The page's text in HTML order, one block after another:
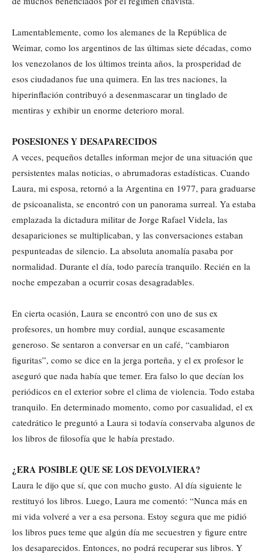
Lamentablemente, como los alemanes de la República de
Weimar, como los argentinos de las últimas siete décadas, como
los venezolanos de los últimos treinta años, la prosperidad de
esos ciudadanos fue una quimera. En las tres naciones, la
hiperinflación contribuyó a desenmascarar un tinglado de
mentiras y exhibir un enorme deterioro moral.
POSESIONES Y DESAPARECIDOS
A veces, pequeños detalles informan mejor de una situación que
persistentes malas noticias, o abrumadoras estadísticas. Cuando
Laura, mi esposa, retornó a la Argentina en 1977, para graduarse
de psicoanalista, se encontró con un panorama surreal. Ya estaba
emplazada la dictadura militar de Jorge Rafael Videla, las
desapariciones se multiplicaban, y las conversaciones estaban
pespunteadas de silencio. La absoluta anomalía pasaba por
normalidad. Durante el día, todo parecía tranquilo. Recién en la
noche empezaban a ocurrir cosas desagradables.
En cierta ocasión, Laura se encontró con uno de sus ex
profesores, un hombre muy cordial, aunque escasamente
generoso. Se sentaron a conversar en un café, “cambiaron
figuritas”, como se dice en la jerga porteña, y el ex profesor le
aseguró que nada había que temer. Era falso lo que decían los
periódicos en el exterior sobre el clima de violencia. Todo estaba
tranquilo. En determinado momento, como por casualidad, el ex
catedrático le preguntó a Laura si todavía conservaba algunos de
los libros de filosofía que le había prestado.
¿ERA POSIBLE QUE SE LOS DEVOLVIERA?
Laura le dijo que sí, que con mucho gusto. Al día siguiente le
restituyó los libros. Luego, Laura me comentó: “Nunca más en
mi vida volveré a ver a esa persona. Estoy segura que me pidió
los libros pues teme que algún día me secuestren y figure entre
los desaparecidos. Entonces, no podrá recuperar sus libros. Y